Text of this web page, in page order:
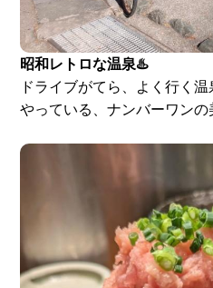
昭和レトロな温泉♨️
ドライブがてら、よく行く
やっている、ナンバーワンの